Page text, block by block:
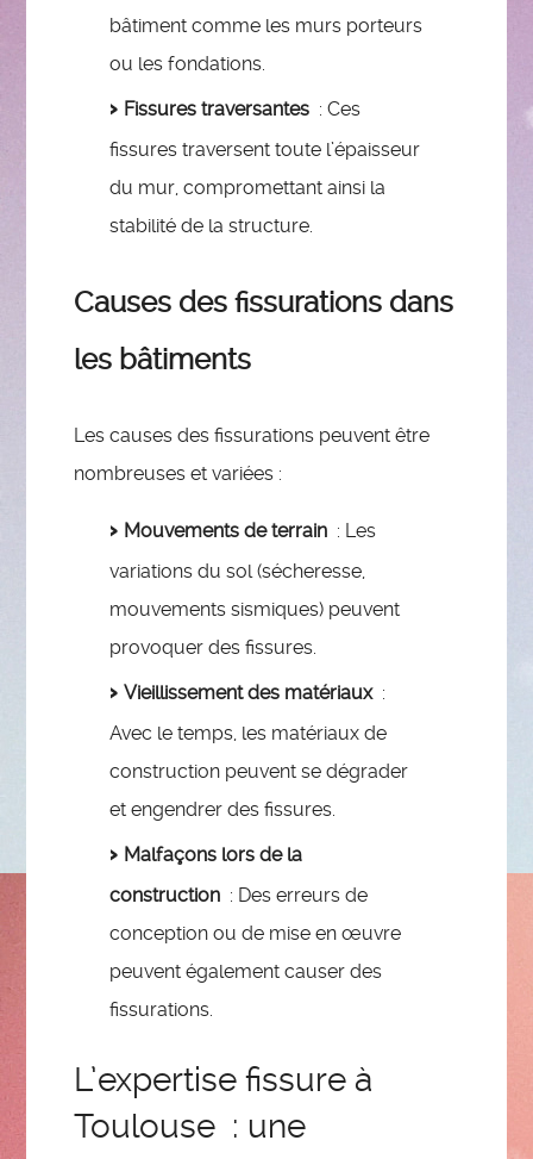
bâtiment comme les murs porteurs
ou les fondations.
Fissures traversantes : Ces
fissures traversent toute l’épaisseur
du mur, compromettant ainsi la
stabilité de la structure.
Causes des fissurations dans
les bâtiments
Les causes des fissurations peuvent être
nombreuses et variées :
Mouvements de terrain : Les
variations du sol (sécheresse,
mouvements sismiques) peuvent
provoquer des fissures.
Vieillissement des matériaux:
Avec le temps, les matériaux de
construction peuvent se dégrader
et engendrer des fissures.
Malfaçons lors de la
construction : Des erreurs de
conception ou de mise en œuvre
peuvent également causer des
fissurations.
L’expertise fissure à
Toulouse : une